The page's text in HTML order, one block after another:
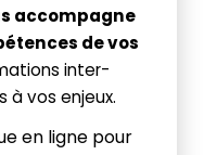
accompagne
de vos
inter-
à vos enjeux.
en ligne pour